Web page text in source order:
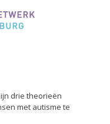
drie theorieën
met autisme te